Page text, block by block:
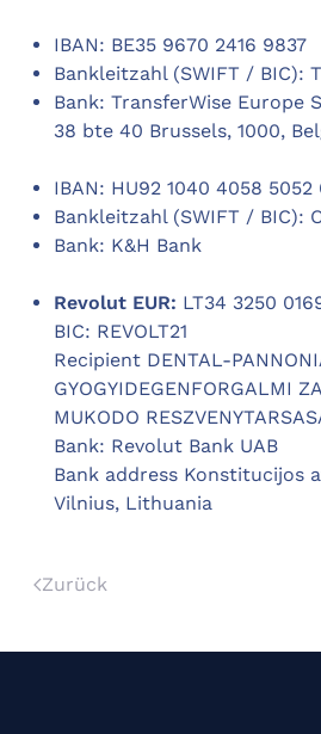
IBAN: BE35 9670 2416 9837
Bankleitzahl (SWIFT / BIC):
Bank: TransferWise Europe
38 bte 40 Brussels, 1000,
IBAN: HU92 1040 4058 5052
Bankleitzahl (SWIFT / BIC):
Bank: K&H Bank
Revolut EUR: LT34 3250
BIC: REVOLT21
Recipient DENTAL-
GYOGYIDEGENFORGALMI
MUKODO
Bank: Revolut Bank UAB
Bank address Konstitucijos
Vilnius, Lithuania
Zurück